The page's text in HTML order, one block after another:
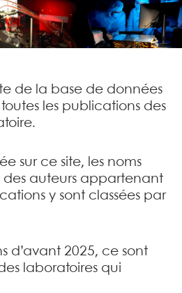
de la base de données
les publications des
sur ce site, les noms
des auteurs appartenant
y sont classées par
d’avant 2025, ce sont
laboratoires qui